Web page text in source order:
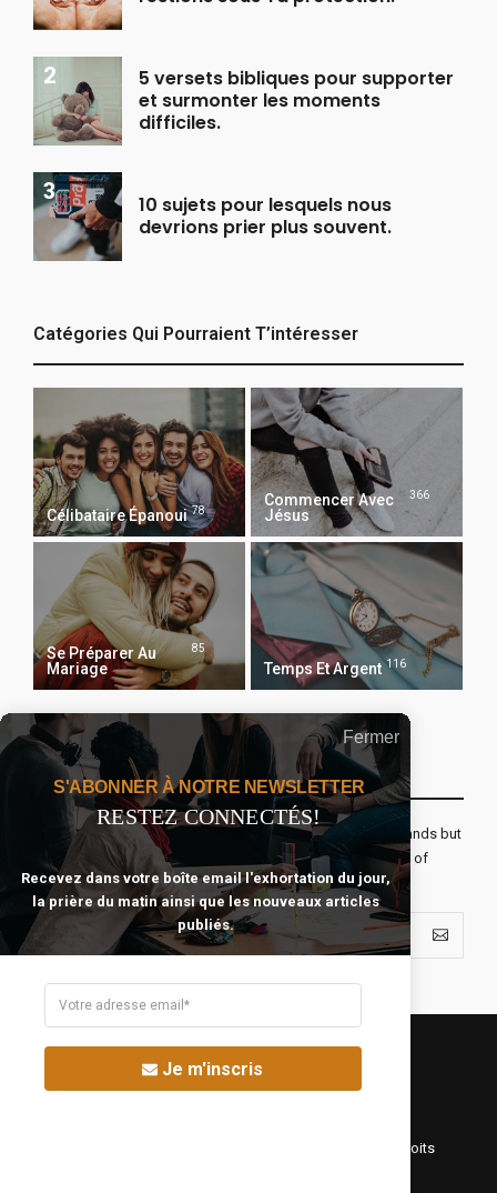
5 versets bibliques pour supporter
et surmonter les moments
difficiles.
10 sujets pour lesquels nous
devrions prier plus souvent.
Catégories Qui Pourraient T’intéresser
Célibataire Épanoui 78
Commencer Avec
Jésus
366
Se Préparer Au
Mariage
85
Temps Et Argent 116
Recevoir Notre Newsletter Chaque Matin
The real voyage of discovery consists not in seeking new lands but
seeing with new eyes. All journeys have secret destinations of
which the traveler is unaware.
©Fréquence Chrétienne Production 2016-2025. Tous droits
Fermer
S'ABONNER À NOTRE NEWSLETTER
RESTEZ CONNECTÉS!
Recevez dans votre boîte email l'exhortation du jour,
la prière du matin ainsi que les nouveaux articles
publiés.
Je m'inscris